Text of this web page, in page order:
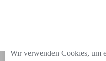
Wir verwenden Cookies, um